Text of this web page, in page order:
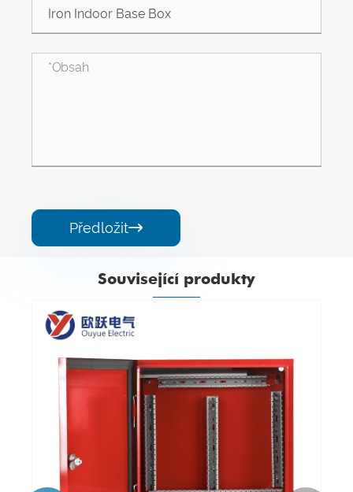
Předložit
Související produkty
Ukázat více >>